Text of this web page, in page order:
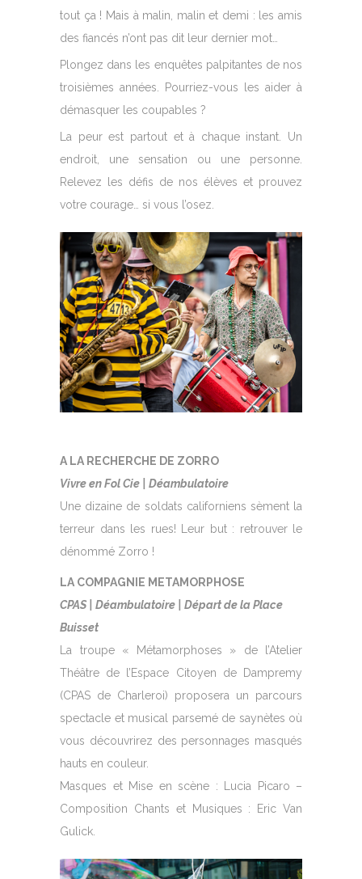
tout ça ! Mais à malin, malin et demi : les amis
des fiancés n’ont pas dit leur dernier mot…
Plongez dans les enquêtes palpitantes de nos
troisièmes années. Pourriez-vous les aider à
démasquer les coupables ?
La peur est partout et à chaque instant. Un
endroit, une sensation ou une personne.
Relevez les défis de nos élèves et prouvez
votre courage… si vous l’osez.
A LA RECHERCHE DE ZORRO
Vivre en Fol Cie | Déambulatoire
Une dizaine de soldats californiens sèment la
terreur dans les rues! Leur but : retrouver le
dénommé Zorro !
LA COMPAGNIE METAMORPHOSE
CPAS |
Déambulatoire | Départ de la Place
Buisset
La troupe « Métamorphoses » de l’Atelier
Théâtre de l’Espace Citoyen de Dampremy
(CPAS de Charleroi) proposera un parcours
spectacle et musical parsemé de saynètes où
vous découvrirez des personnages masqués
hauts en couleur.
Masques et Mise en scène : Lucia Picaro –
Composition Chants et Musiques : Eric Van
Gulick.